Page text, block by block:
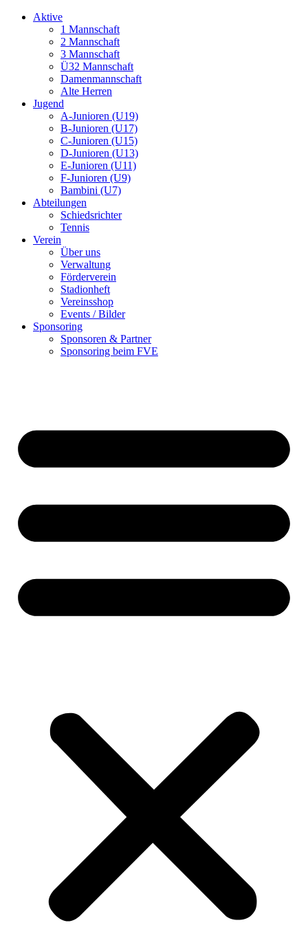
Aktive
1 Mannschaft
2 Mannschaft
3 Mannschaft
Ü32 Mannschaft
Damenmannschaft
Alte Herren
Jugend
A-Junioren (U19)
B-Junioren (U17)
C-Junioren (U15)
D-Junioren (U13)
E-Junioren (U11)
F-Junioren (U9)
Bambini (U7)
Abteilungen
Schiedsrichter
Tennis
Verein
Über uns
Verwaltung
Förderverein
Stadionheft
Vereinsshop
Events / Bilder
Sponsoring
Sponsoren & Partner
Sponsoring beim FVE